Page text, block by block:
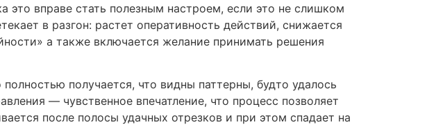
это вправе стать полезным настроем, если это не слишком
в разгон: растет оперативность действий, снижается
а также включается желание принимать решения
получается, что видны паттерны, будто удалось
— чувственное впечатление, что процесс позволяет
после полосы удачных отрезков и при этом спадает на